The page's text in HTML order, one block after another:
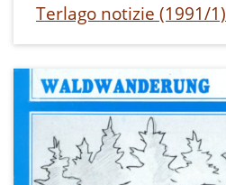
Terlago notizie (1991/1)